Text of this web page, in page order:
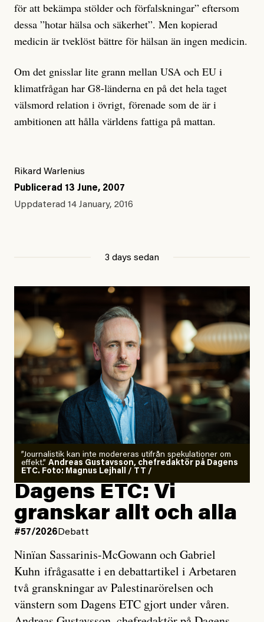
för att bekämpa stölder och förfalskningar” eftersom
dessa ”hotar hälsa och säkerhet”. Men kopierad
medicin är tveklöst bättre för hälsan än ingen medicin.
Om det gnisslar lite grann mellan USA och EU i
klimatfrågan har G8-länderna en på det hela taget
välsmord relation i övrigt, förenade som de är i
ambitionen att hålla världens fattiga på mattan.
Rikard Warlenius
Publicerad 13 June, 2007
Uppdaterad 14 January, 2016
3 days sedan
”Journalistik kan inte modereras utifrån spekulationer om
effekt.” Andreas Gustavsson, chefredaktör på Dagens
ETC. Foto: Magnus Lejhall / TT /
Dagens ETC: Vi
granskar allt och alla
#57/2026 Debatt
Ninïan Sassarinis-McGowann och Gabriel
Kuhn ifrågasatte i en debattartikel i Arbetaren
två granskningar av Palestinarörelsen och
vänstern som Dagens ETC gjort under våren.